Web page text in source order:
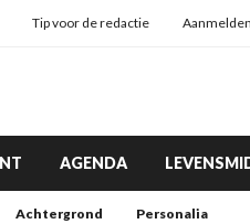
Tip voor de redactie
AGENDA
Achtergrond Personalia